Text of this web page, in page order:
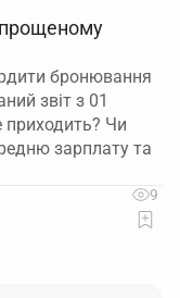
бронювання
звіт з 01
приходить? Чи
зарплату та
9